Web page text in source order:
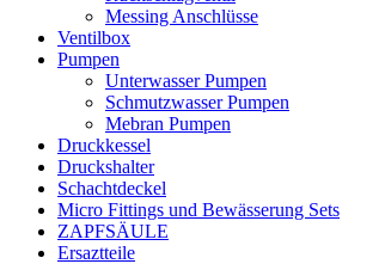
Messing Anschlüsse
Ventilbox
Pumpen
Unterwasser Pumpen
Schmutzwasser Pumpen
Mebran Pumpen
Druckkessel
Druckshalter
Schachtdeckel
Micro Fittings und Bewässerung Sets
ZAPFSÄULE
Ersaztteile